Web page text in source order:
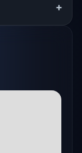
+